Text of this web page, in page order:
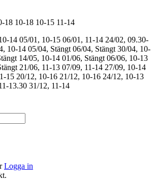
18 10-18 10-15 11-14
14 05/01, 10-15 06/01, 11-14 24/02, 09.30-
10-14 05/04, Stängt 06/04, Stängt 30/04, 10-
14/05, 10-14 01/06, Stängt 06/06, 10-13
21/06, 11-13 07/09, 11-14 27/09, 10-14
15 20/12, 10-16 21/12, 10-16 24/12, 10-13
13.30 31/12, 11-14
Logga in